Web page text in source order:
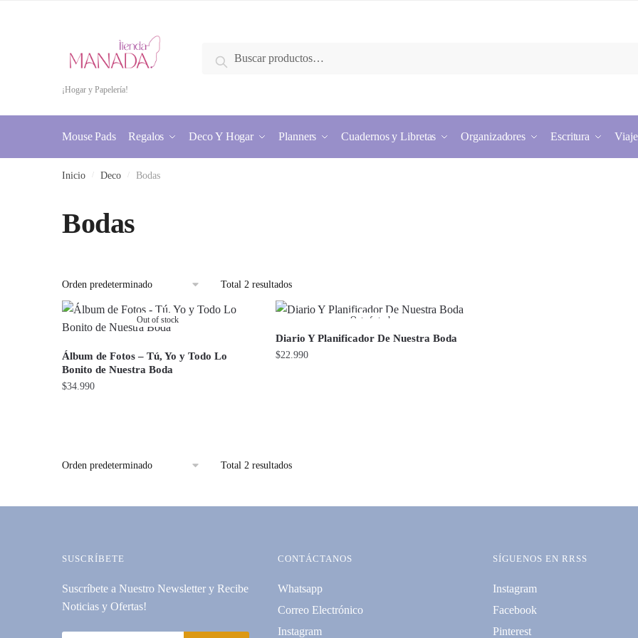
¡Hogar y Papelería!
por:
Buscar
Mouse Pads Regalos Deco Y Hogar Planners Cuadernos y Libretas Organizadores Escritura
Inicio Deco Bodas
Bodas
Total 2 resultados
Out of stock
Álbum de Fotos – Tú, Yo y Todo Lo
Bonito de Nuestra Boda
$34.990
Out of stock
Diario Y Planificador De Nuestra Boda
$22.990
Total 2 resultados
SUSCRÍBETE
Suscríbete a Nuestro Newsletter y Recibe
Noticias y Ofertas!
CONTÁCTANOS
Whatsapp
Correo Electrónico
Instagram
SÍGUENOS EN RRSS
Instagram
Facebook
Pinterest